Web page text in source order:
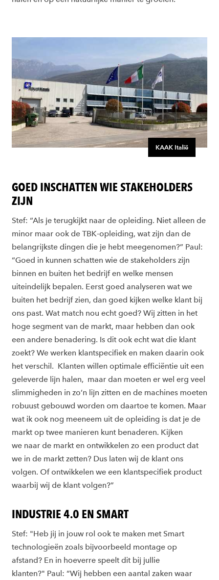
KAAK Italië
GOED INSCHATTEN WIE STAKEHOLDERS
ZIJN
Stef: “Als je terugkijkt naar de opleiding. Niet alleen de
minor maar ook de TBK-opleiding, wat zijn dan de
belangrijkste dingen die je hebt meegenomen?” Paul:
“Goed in kunnen schatten wie de stakeholders zijn
binnen en buiten het bedrijf en welke mensen
uiteindelijk bepalen. Eerst goed analyseren wat we
buiten het bedrijf zien, dan goed kijken welke klant bij
ons past. Wat match nou echt goed? Wij zitten in het
hoge segment van de markt, maar hebben dan ook
een andere benadering. Is dit ook echt wat die klant
zoekt? We werken klantspecifiek en maken daarin ook
het verschil. Klanten willen optimale efficiëntie uit een
geleverde lijn halen, maar dan moeten er wel erg veel
slimmigheden in zo’n lijn zitten en de machines moeten
robuust gebouwd worden om daartoe te komen. Maar
wat ik ook nog meeneem uit de opleiding is dat je de
markt op twee manieren kunt benaderen. Kijken
we naar de markt en ontwikkelen zo een product dat
we in de markt zetten? Dus laten wij de klant ons
volgen. Of ontwikkelen we een klantspecifiek product
waarbij wij de klant volgen?”
INDUSTRIE 4.0 EN SMART
Stef: "Heb jij in jouw rol ook te maken met Smart
technologieën zoals bijvoorbeeld montage op
afstand? En in hoeverre speelt dit bij jullie
klanten?" Paul: “Wij hebben een aantal zaken waar